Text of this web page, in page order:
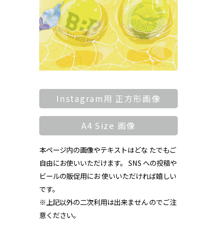
Instagram用 正方形画像
A4 Size 画像
本ページ内の画像やテキストはどな たでもご
自由にお使いいただけます。 SNS への投稿や
ビールの販促用にお 使いいただければ嬉しい
です。
※上記以外の二次利用は出来ません のでご注
意ください。